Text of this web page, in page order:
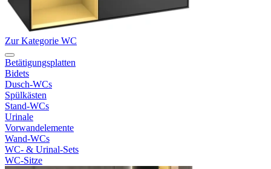
Zur Kategorie WC
Betätigungsplatten
Bidets
Dusch-WCs
Spülkästen
Stand-WCs
Urinale
Vorwandelemente
Wand-WCs
WC- & Urinal-Sets
WC-Sitze